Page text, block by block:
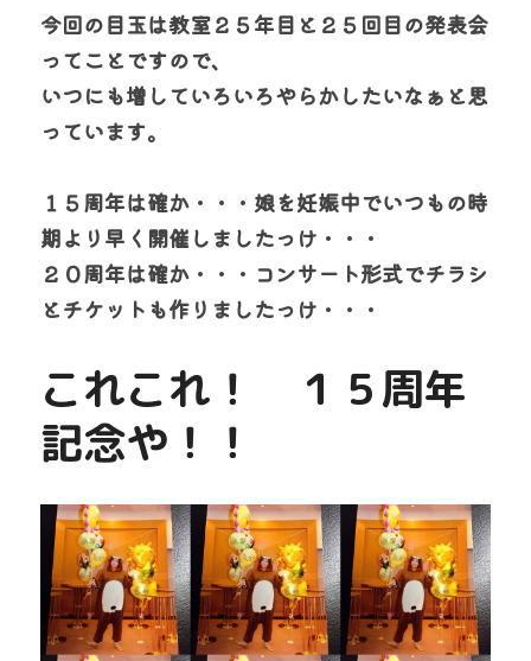
今回の目玉は教室２５年目と２５回目の発表会
ってことですので、
いつにも増していろいろやらかしたいなぁと思
っています。
１５周年は確か・・・娘を妊娠中でいつもの時
期より早く開催しましたっけ・・・
２０周年は確か・・・コンサート形式でチラシ
とチケットも作りましたっけ・・・
これこれ！　１５周年
記念や！！